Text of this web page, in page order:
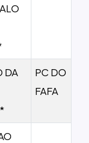
DA
PC DO
FAFA